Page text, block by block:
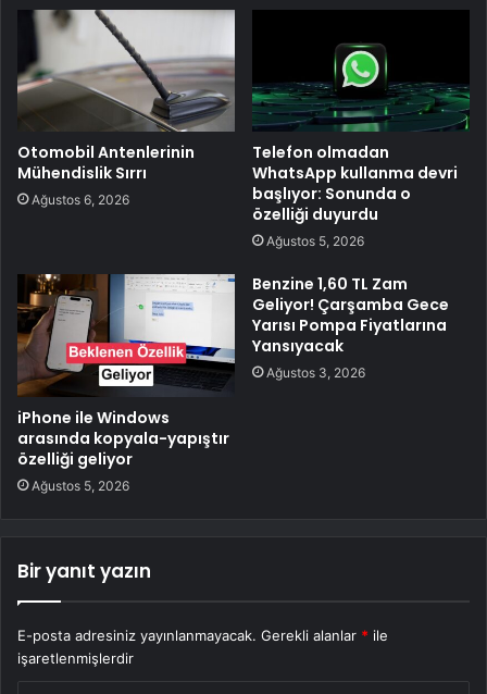
Otomobil Antenlerinin
Mühendislik Sırrı
Ağustos 6, 2026
Telefon olmadan
WhatsApp kullanma devri
başlıyor: Sonunda o
özelliği duyurdu
Ağustos 5, 2026
iPhone ile Windows
arasında kopyala-yapıştır
özelliği geliyor
Ağustos 5, 2026
Benzine 1,60 TL Zam
Geliyor! Çarşamba Gece
Yarısı Pompa Fiyatlarına
Yansıyacak
Ağustos 3, 2026
Bir yanıt yazın
E-posta adresiniz yayınlanmayacak. Gerekli alanlar * ile
işaretlenmişlerdir